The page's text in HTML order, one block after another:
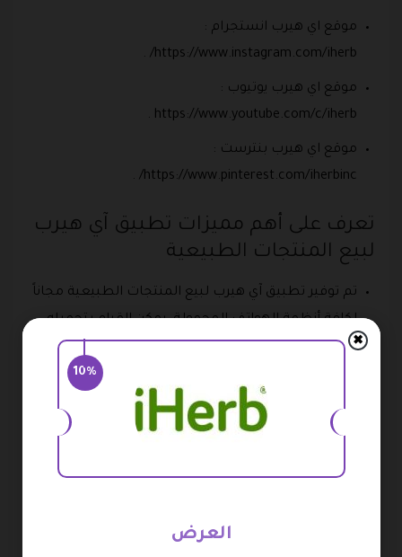
موقع اي هيرب انستجرام :
https://www.instagram.com/iherb/ .
موقع اي هيرب يوتيوب :
https://www.youtube.com/c/iherb .
موقع اي هيرب بنترست :
https://www.pinterest.com/iherbinc/ .
تعرف على أهم مميزات تطبيق آي هيرب
لبيع المنتجات الطبيعية
تم توفير تطبيق آي هيرب لبيع المنتجات الطبيعية مجاناً
لكافة أنظمة الهواتف المحمولة، يمكن القيام بتحميله
بدون اي شروط أو رسوم إضافية.
يدعم تطبيق آي هيرب لبيع المنتجات الطبيعية العديد
من اللغات المختلفة لتشمل ” اللغة العربية – اللغة
الإنجليزية – اللغة الفرنسية – اللغة الاسبانية – اللغة
10%
✖
العرض